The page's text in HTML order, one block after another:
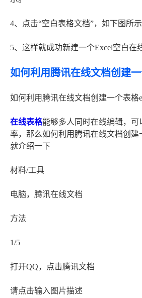
4、点击“空白表格文档”，如下图所示
5、这样就成功新建一个Excel空白在
如何利用腾讯在线文档创建
如何利用腾讯在线文档创建一个表格
在线表格能够多人同时在线编辑，可
率，那么如何利用腾讯在线文档创建
就介绍一下
材料/工具
电脑，腾讯在线文档
方法
1/5
打开QQ，点击腾讯文档
请点击输入图片描述